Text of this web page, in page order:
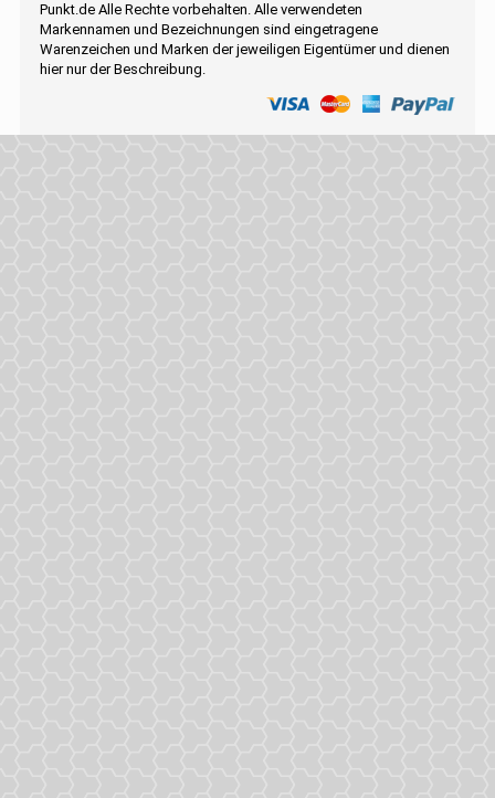
Punkt.de Alle Rechte vorbehalten. Alle verwendeten
Markennamen und Bezeichnungen sind eingetragene
Warenzeichen und Marken der jeweiligen Eigentümer und dienen
hier nur der Beschreibung.